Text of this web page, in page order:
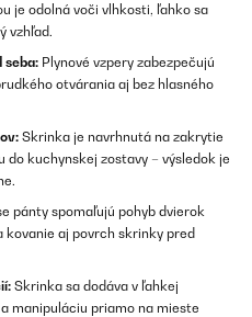
je odolná voči vlhkosti, ľahko sa
vzhľad.
seba: Plynové vzpery zabezpečujú
otvárania aj bez hlasného
Skrinka je navrhnutá na zakrytie
kuchynskej zostavy – výsledok je
pánty spomaľujú pohyb dvierok
aj povrch skrinky pred
Skrinka sa dodáva v ľahkej
manipuláciu priamo na mieste